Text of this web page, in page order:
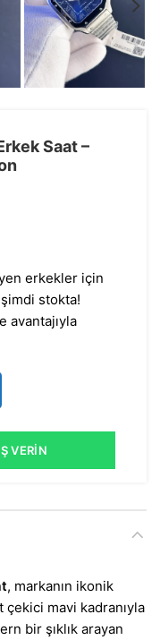
Saat –
erkekler için
şimdi stokta!
avantajıyla
VERIN
, markanın ikonik
mavi kadranıyla
bir şıklık arayan